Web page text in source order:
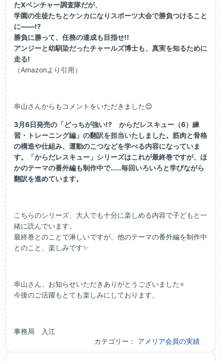
たXベンチャー調査隊だが、
学園の生徒たちとケンカになりスポーツ大会で勝負つけること
に――!?
勝負に勝って、任務の達成も目指せ!!
アンジーと幼馴染だったチャールズ博士も、真実を知るために
走る!
（Amazonより引用）
串山さんからもコメントをいただきました😊
3月6日発売の「どっちが強い!? からだレスキュー（6）練
習・トレーニング編」の翻訳を担当いたしました。筋肉と骨格
の構造や仕組み、運動のこつなどを学べる内容になっていま
す。「からだレスキュー」シリーズはこれが最終巻ですが、ほ
かのテーマの番外編も制作中で……毎回いろいろと学びながら
翻訳を進めています。
こちらのシリーズ、大人でも十分に楽しめる内容で子どもと一
緒に読んでいます。
最終巻とのことで淋しいですが、他のテーマの番外編を制作中
とのこと、楽しみです✨
串山さん、お知らせいただきありがとうございました⭐
今後のご活躍もとても楽しみにしております。
事務局 入江
カテゴリー： アメリア会員の実績